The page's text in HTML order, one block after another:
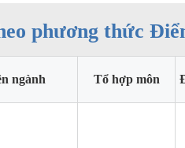
phương thức
ngành Tổ hợp môn